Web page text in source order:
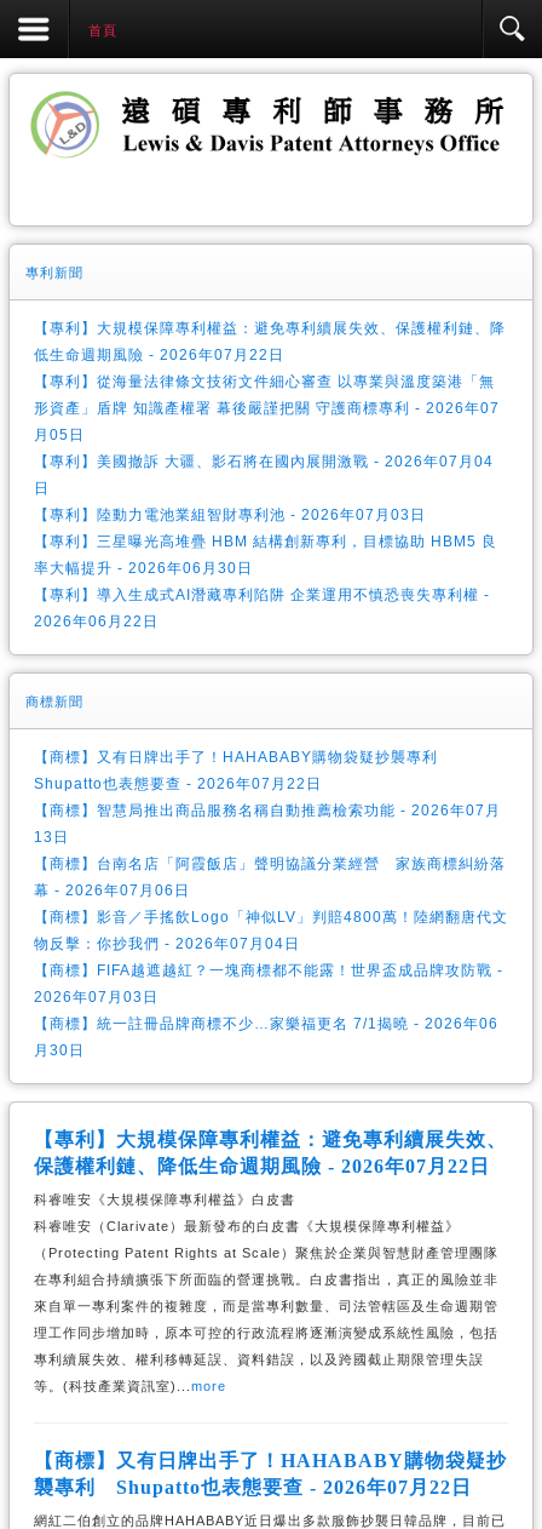
首頁
專利新聞
【專利】大規模保障專利權益：避免專利續展失效、保護權利鏈、降
低生命週期風險 - 2026年07月22日
【專利】從海量法律條文技術文件細心審查 以專業與溫度築港「無
形資產」盾牌 知識產權署 幕後嚴謹把關 守護商標專利 - 2026年07
月05日
【專利】美國撤訴 大疆、影石將在國內展開激戰 - 2026年07月04
日
【專利】陸動力電池業組智財專利池 - 2026年07月03日
【專利】三星曝光高堆疊 HBM 結構創新專利，目標協助 HBM5 良
率大幅提升 - 2026年06月30日
【專利】導入生成式AI潛藏專利陷阱 企業運用不慎恐喪失專利權 -
2026年06月22日
商標新聞
【商標】又有日牌出手了！HAHABABY購物袋疑抄襲專利
Shupatto也表態要查 - 2026年07月22日
【商標】智慧局推出商品服務名稱自動推薦檢索功能 - 2026年07月
13日
【商標】台南名店「阿霞飯店」聲明協議分業經營 家族商標糾紛落
幕 - 2026年07月06日
【商標】影音／手搖飲Logo「神似LV」判賠4800萬！陸網翻唐代文
物反擊：你抄我們 - 2026年07月04日
【商標】FIFA越遮越紅？一塊商標都不能露！世界盃成品牌攻防戰 -
2026年07月03日
【商標】統一註冊品牌商標不少…家樂福更名 7/1揭曉 - 2026年06
月30日
【專利】大規模保障專利權益：避免專利續展失效、
保護權利鏈、降低生命週期風險 - 2026年07月22日
科睿唯安《大規模保障專利權益》白皮書
科睿唯安（Clarivate）最新發布的白皮書《大規模保障專利權益》
（Protecting Patent Rights at Scale）聚焦於企業與智慧財產管理團隊
在專利組合持續擴張下所面臨的營運挑戰。白皮書指出，真正的風險並非
來自單一專利案件的複雜度，而是當專利數量、司法管轄區及生命週期管
理工作同步增加時，原本可控的行政流程將逐漸演變成系統性風險，包括
專利續展失效、權利移轉延誤、資料錯誤，以及跨國截止期限管理失誤
等。(科技產業資訊室)... more
【商標】又有日牌出手了！HAHABABY購物袋疑抄
襲專利 Shupatto也表態要查 - 2026年07月22日
網紅二伯創立的品牌HAHABABY近日爆出多款服飾抄襲日韓品牌，目前已